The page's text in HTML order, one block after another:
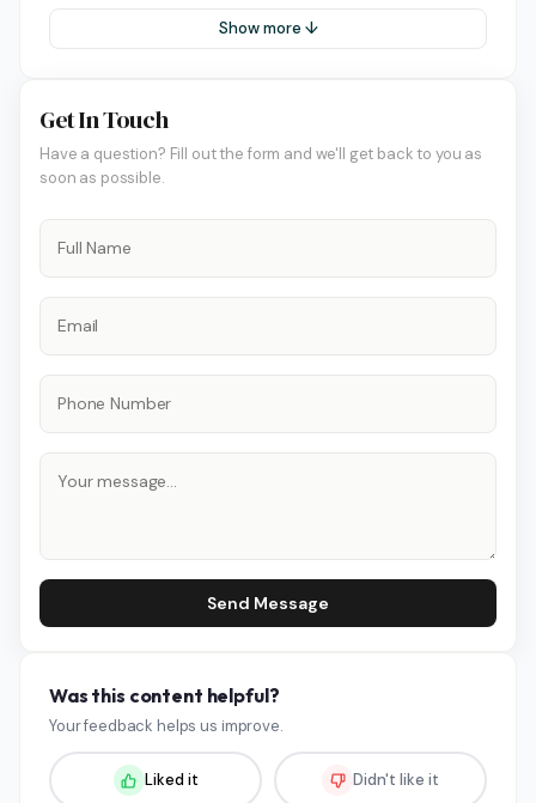
Show more ↓
Get In Touch
Have a question? Fill out the form and we'll get back to you as
soon as possible.
Send Message
Was this content helpful?
Your feedback helps us improve.
Liked it Didn't like it